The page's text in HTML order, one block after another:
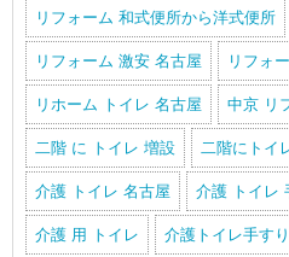
リフォーム 和式便所から洋式便所
リフォーム 激安 名古屋 リフォ
リホーム トイレ 名古屋 中京 リ
二階 に トイレ 増設 二階にトイ
介護 トイレ 名古屋 介護 トイレ
介護 用 トイレ 介護トイレ手すり